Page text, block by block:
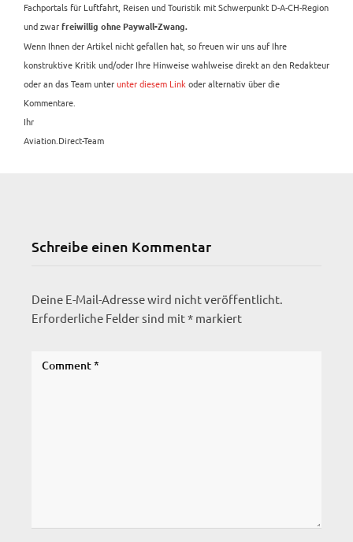
Fachportals für Luftfahrt, Reisen und Touristik mit Schwerpunkt D-A-CH-Region
und zwar freiwillig ohne Paywall-Zwang.
Wenn Ihnen der Artikel nicht gefallen hat, so freuen wir uns auf Ihre
konstruktive Kritik und/oder Ihre Hinweise wahlweise direkt an den Redakteur
oder an das Team unterunter diesem Link oder alternativ über die
Kommentare.
Ihr
Aviation.Direct-Team
Schreibe einen Kommentar
Deine E-Mail-Adresse wird nicht veröffentlicht.
Erforderliche Felder sind mit* markiert